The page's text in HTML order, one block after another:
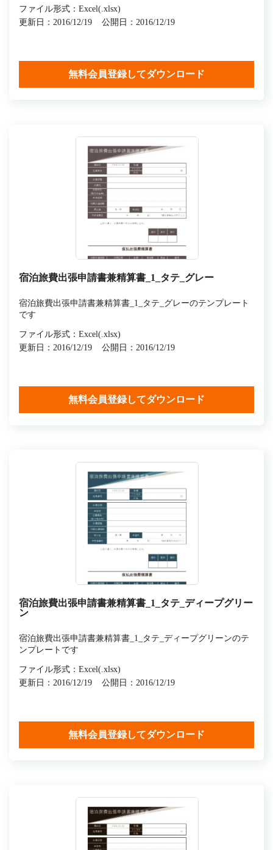
ファイル形式：Excel(.xlsx)
更新日：2016/12/19
公開日：2016/12/19
無料会員登録してダウンロード
宿泊旅費出張申請書兼精算書_1_タテ_グレー
宿泊旅費出張申請書兼精算書_1_タテ_グレーのテンプレート
です
ファイル形式：Excel(.xlsx)
更新日：2016/12/19
公開日：2016/12/19
無料会員登録してダウンロード
宿泊旅費出張申請書兼精算書_1_タテ_ディープグリー
ン
宿泊旅費出張申請書兼精算書_1_タテ_ディープグリーンのテ
ンプレートです
ファイル形式：Excel(.xlsx)
更新日：2016/12/19
公開日：2016/12/19
無料会員登録してダウンロード